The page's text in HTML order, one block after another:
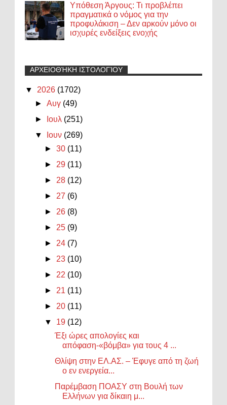
Υπόθεση Άργους: Τι προβλέπει
πραγματικά ο νόμος για την
προφυλάκιση – Δεν αρκούν μόνο οι
ισχυρές ενδείξεις ενοχής
ΑΡΧΕΙΟΘΉΚΗ ΙΣΤΟΛΟΓΊΟΥ
▼ 2026 (1702)
►Αυγ (49)
►
Ιουλ (251)
▼
Ιουν (269)
►30 (11)
► 29 (11)
► 28 (12)
► 27 (6)
► 26 (8)
► 25 (9)
► 24 (7)
► 23 (10)
► 22 (10)
► 21 (11)
► 20 (11)
▼ 19 (12)
Έξι ώρες απολογίες και
απόφαση-«βόμβα» για τους 4 ...
Θλίψη στην ΕΛ.ΑΣ. – Έφυγε από τη ζωή
ο εν ενεργεία...
Παρέμβαση ΠΟΑΣΥ στη Βουλή των
Ελλήνων για δίκαιη μ...